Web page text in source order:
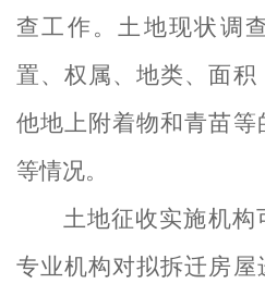
查工作。土地现状调
置、权属、地类、面
他地上附着物和青苗
等情况。
土地征收实施机构
专业机构对拟拆迁房屋